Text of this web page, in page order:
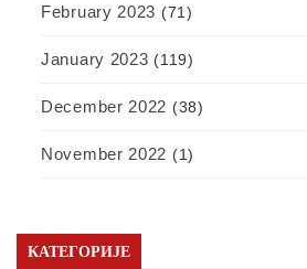
February 2023 (71)
January 2023 (119)
December 2022 (38)
November 2022 (1)
КАТЕГОРИЈЕ